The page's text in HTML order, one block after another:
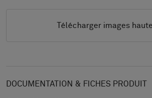
Télécharger images
DOCUMENTATION & FICHES PRODUIT